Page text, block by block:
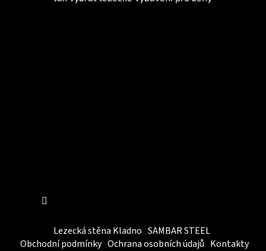
Lezecká stěna Kladno SAMBAR STEEL
Obchodní podmínky Ochrana osobních údajů Kontakty